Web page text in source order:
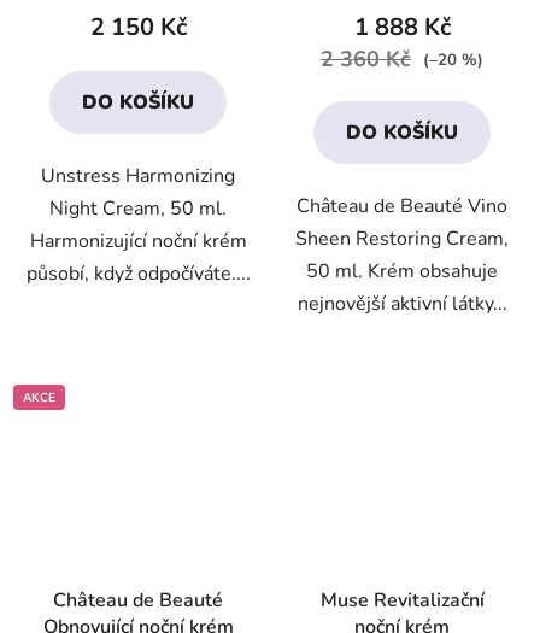
produktu
4,3
z
hvězdiček.
2 150 Kč
DO KOŠÍKU
Unstress Harmonizing
Night Cream, 50 ml.
Harmonizující noční krém
působí, když odpočíváte....
produktu
je
5
1 888 Kč
2 360 Kč (–20 %)
DO KOŠÍKU
Château de Beauté Vino
Sheen Restoring Cream,
50 ml. Krém obsahuje
nejnovější aktivní látky...
AKCE
Château de Beauté
Obnovující noční krém
Muse Revitalizační
noční krém